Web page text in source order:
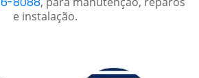
e instalação.